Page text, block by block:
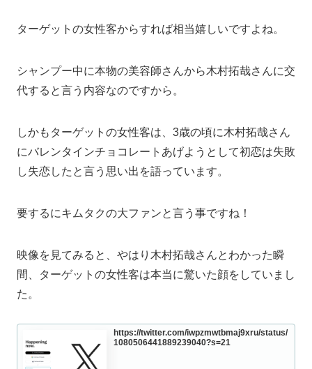
ターゲットの女性客からすれば相当嬉しいですよね。
シャンプー中に本物の美容師さんから木村拓哉さんに交
代すると言う内容なのですから。
しかもターゲットの女性客は、3歳の頃に木村拓哉さん
にバレンタインチョコレートあげようとして初恋は失敗
し失恋したと言う思い出を語っています。
要するにキムタクの大ファンと言う事ですね！
映像を見てみると、やはり木村拓哉さんとわかった瞬
間、ターゲットの女性客は本当に驚いた顔をしていまし
た。
https://twitter.com/iwpzmwtbmaj9xru/status/
1080506441889239040?s=21